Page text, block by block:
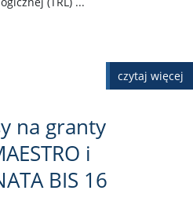
czytaj więcej
na granty
i
BIS 16